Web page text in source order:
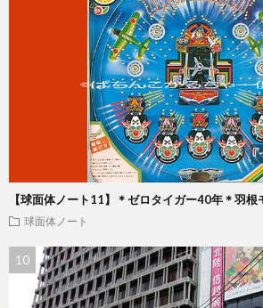
【球面体ノート11】＊ゼロタイガー40年＊羽
球面体ノート